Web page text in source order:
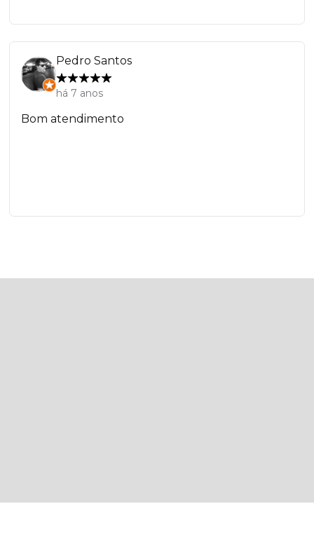
Pedro Santos
há 7 anos
Bom atendimento